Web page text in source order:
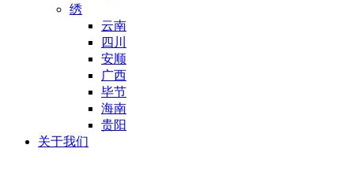
绣
云南
四川
安顺
广西
毕节
海南
贵阳
关于我们